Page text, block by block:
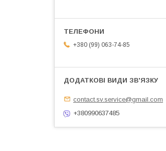
+380 (99) 063-74-85
contact.sv.service@gmail.com
+380990637485